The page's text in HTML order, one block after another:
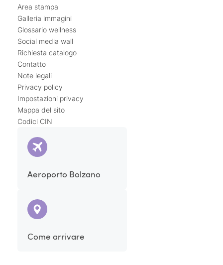
Area stampa
Galleria immagini
Glossario wellness
Social media wall
Richiesta catalogo
Contatto
Note legali
Privacy policy
Impostazioni privacy
Mappa del sito
Codici CIN
Aeroporto Bolzano
Come arrivare